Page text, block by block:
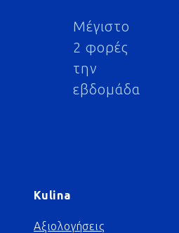
Μέγιστο
2 φορές
την
εβδομάδα
Kulina
Αξιολογήσεις